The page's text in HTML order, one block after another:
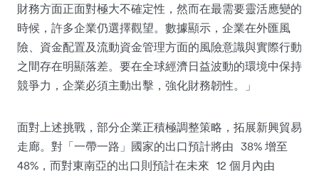
財務方面正面對極大不確定性，然而在最需要靈活應變的
時候，許多企業仍選擇觀望。數據顯示，企業在外匯風
險、資金配置及流動資金管理方面的風險意識與實際行動
之間存在明顯落差。要在全球經濟日益波動的環境中保持
競爭力，企業必須主動出擊，強化財務韌性。」
面對上述挑戰，部分企業正積極調整策略，拓展新興貿易
走廊。對「一帶一路」國家的出口預計將由 38% 增至
48% ，而對東南亞的出口則預計在未來 12 個月內由